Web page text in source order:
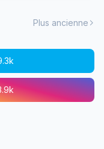
Plus ancienne